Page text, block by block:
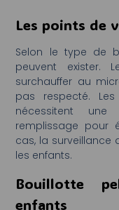
Les points de
Selon le type de
peuvent exister.
surchauffer au
pas respecté.
nécessitent
remplissage pour
cas, la surveillance
les enfants.
Bouillotte
enfants